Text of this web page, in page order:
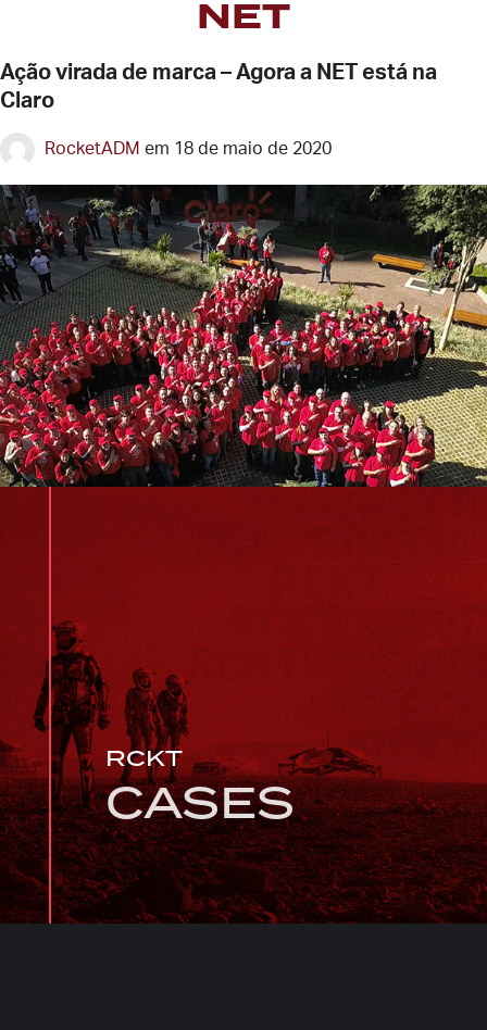
Cliente:
NET
Ação virada de marca – Agora a NET está na
Claro
RocketADM em 18 de maio de 2020
RCKT
CASES